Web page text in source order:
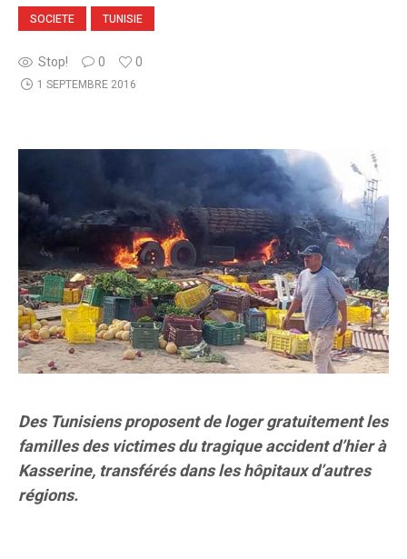
SOCIETE TUNISIE
Stop! 0 0
1 SEPTEMBRE 2016
Des Tunisiens proposent de loger gratuitement les
familles des victimes du tragique accident d’hier à
Kasserine, transférés dans les hôpitaux d’autres
régions.